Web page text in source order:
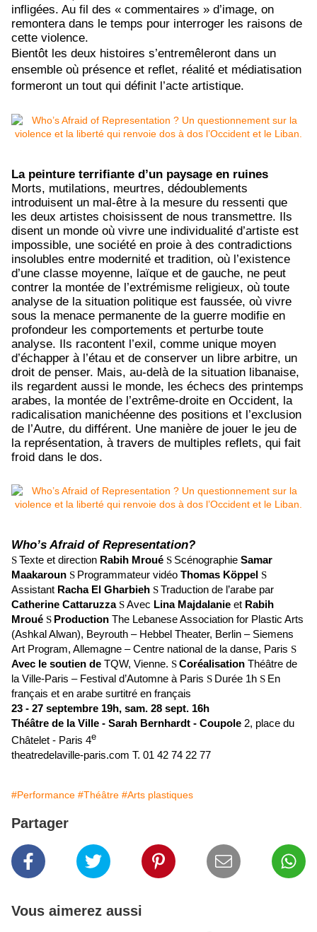
infligées. Au fil des « commentaires » d’image, on
remontera dans le temps pour interroger les raisons de
cette violence.
Bientôt les deux histoires s’entremêleront dans un
ensemble où présence et reflet, réalité et médiatisation
formeront un tout qui définit l’acte artistique.
La peinture terrifiante d’un paysage en ruines
Morts, mutilations, meurtres, dédoublements
introduisent un mal-être à la mesure du ressenti que
les deux artistes choisissent de nous transmettre. Ils
disent un monde où vivre une individualité d’artiste est
impossible, une société en proie à des contradictions
insolubles entre modernité et tradition, où l’existence
d’une classe moyenne, laïque et de gauche, ne peut
contrer la montée de l’extrémisme religieux, où toute
analyse de la situation politique est faussée, où vivre
sous la menace permanente de la guerre modifie en
profondeur les comportements et perturbe toute
analyse. Ils racontent l’exil, comme unique moyen
d’échapper à l’étau et de conserver un libre arbitre, un
droit de penser. Mais, au-delà de la situation libanaise,
ils regardent aussi le monde, les échecs des printemps
arabes, la montée de l’extrême-droite en Occident, la
radicalisation manichéenne des positions et l’exclusion
de l’Autre, du différent. Une manière de jouer le jeu de
la représentation, à travers de multiples reflets, qui fait
froid dans le dos.
Who’s Afraid of Representation?
STexte et direction Rabih Mroué S Scénographie Samar
Maakaroun S Programmateur vidéo Thomas Köppel S
Assistant Racha El Gharbieh STraduction de l’arabe par
Catherine Cattaruzza SAvec Lina Majdalanie et Rabih
Mroué S Production The Lebanese Association for Plastic Arts
(Ashkal Alwan), Beyrouth – Hebbel Theater, Berlin – Siemens
Art Program, Allemagne – Centre national de la danse, Paris S
Avec le soutien de TQW, Vienne. SCoréalisation Théâtre de
la Ville-Paris – Festival d’Automne à Paris S Durée 1h S En
français et en arabe surtitré en français
23 - 27 septembre 19h, sam. 28 sept. 16h
Théâtre de la Ville - Sarah Bernhardt - Coupole 2, place du
Châtelet - Paris 4e
theatredelaville-paris.com T. 01 42 74 22 77
#Performance #Théâtre #Arts plastiques
Partager
Vous aimerez aussi